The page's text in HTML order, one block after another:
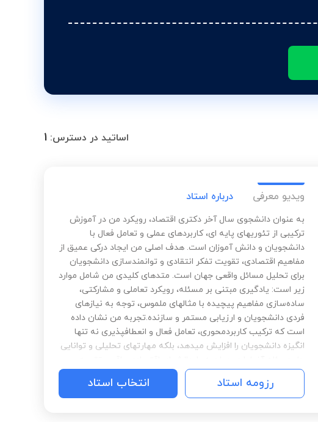
اساتید در دسترس: 1
ویدیو معرفی درباره استاد
به عنوان دانشجوی سال آخر دکتری اقتصاد، رویکرد من در آموزش
ترکیبی از تئوریهای پایه ای، کاربردهای عملی و تعامل فعال با
دانشجویان و دانش آموزان است. هدف اصلی من ایجاد درکی عمیق از
مفاهیم اقتصادی، تقویت تفکر انتقادی و توانمندسازی دانشجویان
برای تحلیل مسائل واقعی جهان است. متدهای کلیدی من شامل موارد
زیر است: یادگیری مبتنی بر مسئله، رویکرد تعاملی و مشارکتی،
ساده‌سازی مفاهیم پیچیده با مثالهای ملموس، توجه به نیازهای
فردی دانشجویان و ارزیابی مستمر و سازنده.تجربه من نشان داده
است که ترکیب کاربردمحوری، تعامل فعال و انعطافپذیری نه تنها
انگیزه دانشجویان را افزایش میدهد، بلکه مهارتهای تحلیلی و توانایی
میکند. به عنوان مدرسی متعهد، همواره تلاش میکنم فضایی ایجاد
کنم که دانشجویان نه فعلان منفعل، بلکه کنجکاو، منتقد و آماده برای
تاثیرگذاری در دنیای اقتصاد باشند.
رزومه استاد انتخاب استاد